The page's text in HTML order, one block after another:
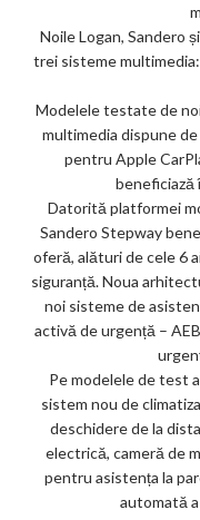
Noile Logan, Sandero
trei sisteme
Modelele testate de
multimedia dispune
pentru Apple
beneficiază
Datorită platformei
Sandero Stepway
oferă, alături de cele 6
siguranță. Noua
noi sisteme de
activă de urgență –
Pe modelele de test
sistem nou de
deschidere de la
electrică, cameră de
pentru asistența la
automată